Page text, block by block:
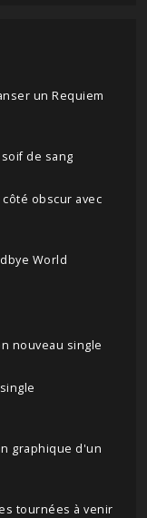
un Requiem
soif de sang
côté obscur avec
World
nouveau single
graphique d'un
tournées à venir